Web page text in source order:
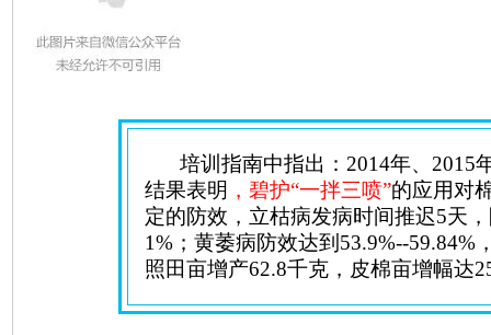
培训指南中指出： 2014年、 2015
结果表明 ，碧护“一拌三喷”的应用对
定的防效，立枯病发病时间推迟5天
1%；黄萎病防效达到 53.9%--59.84%
照田亩增产62.8千克，皮棉亩增幅达